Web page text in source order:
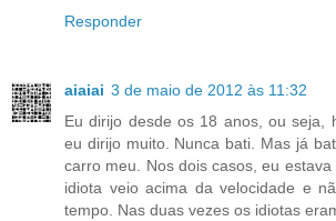
Responder
aiaiai 3 de maio de 2012 às 11:32
Eu dirijo desde os 18 anos, ou seja,
eu dirijo muito. Nunca bati. Mas já
carro meu. Nos dois casos, eu
idiota veio acima da velocidade e
tempo. Nas duas vezes os idiotas